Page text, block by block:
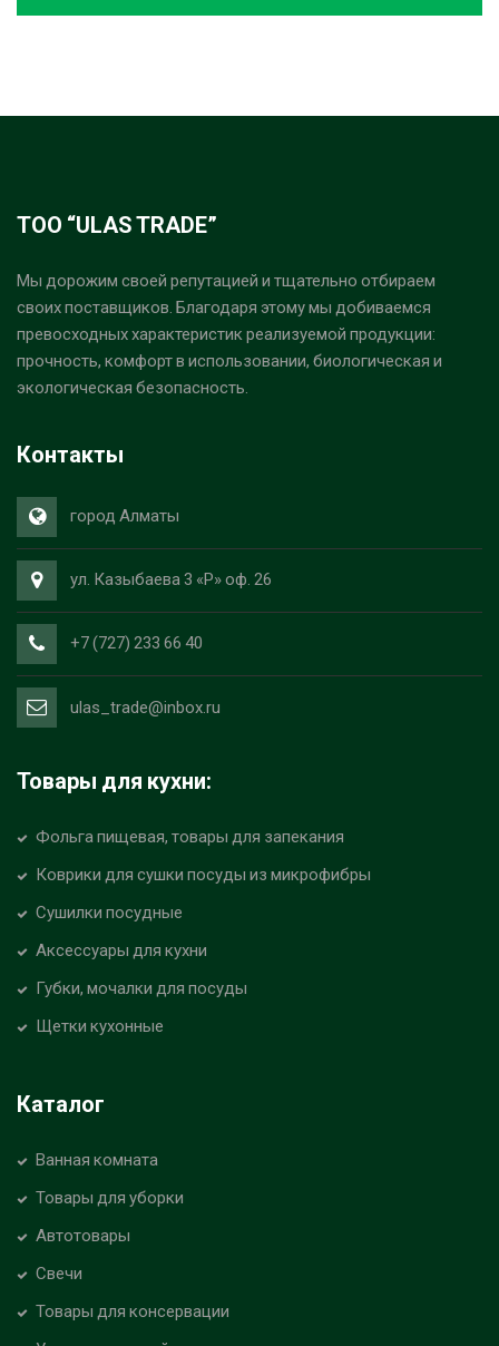
ТОО “ULAS TRADE”
Мы дорожим своей репутацией и тщательно отбираем
своих поставщиков. Благодаря этому мы добиваемся
превосходных характеристик реализуемой продукции:
прочность, комфорт в использовании, биологическая и
экологическая безопасность.
Контакты
город Алматы
ул. Казыбаева 3 «Р» оф. 26
+7 (727) 233 66 40
ulas_trade@inbox.ru
Товары для кухни:
Фольга пищевая, товары для запекания
Коврики для сушки посуды из микрофибры
Сушилки посудные
Аксессуары для кухни
Губки, мочалки для посуды
Щетки кухонные
Каталог
Ванная комната
Товары для уборки
Автотовары
Свечи
Товары для консервации